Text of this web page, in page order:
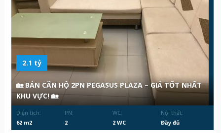
2.1 tỷ
🏡 BÁN CĂN HỘ 2PN PEGASUS PLAZA – GIÁ TỐT NHẤT
KHU VỰC! 🏡
Diện tích:
62 m2
PN:
2
WC:
2 WC
Nội thất:
Đầy đủ